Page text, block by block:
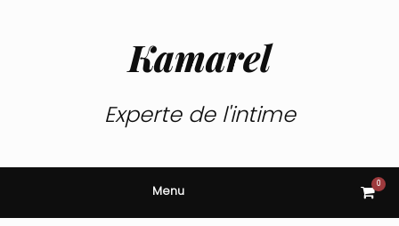
Kamarel
Experte de l'intime
Menu View
cart
0